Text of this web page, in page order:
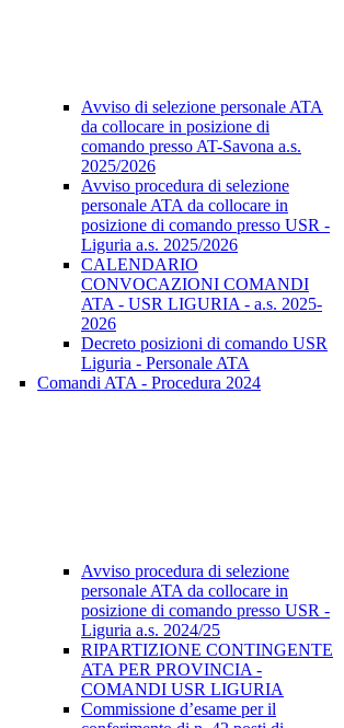
Avviso di selezione personale ATA
da collocare in posizione di
comando presso AT-Savona a.s.
2025/2026
Avviso procedura di selezione
personale ATA da collocare in
posizione di comando presso USR -
Liguria a.s. 2025/2026
CALENDARIO
CONVOCAZIONI COMANDI
ATA - USR LIGURIA - a.s. 2025-
2026
Decreto posizioni di comando USR
Liguria - Personale ATA
Comandi ATA - Procedura 2024
Avviso procedura di selezione
personale ATA da collocare in
posizione di comando presso USR -
Liguria a.s. 2024/25
RIPARTIZIONE CONTINGENTE
ATA PER PROVINCIA -
COMANDI USR LIGURIA
Commissione d’esame per il